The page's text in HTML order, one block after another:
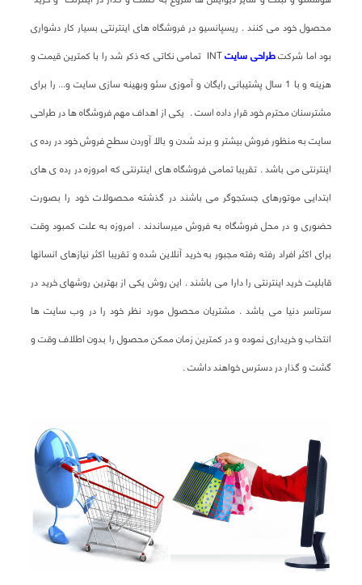
محصول خود می کنند . ریسپانسیو در فروشگاه های اینترنتی بسیار کار دشواری
بود اما شرکتطراحی سایت
INT تمامی نکاتی که ذکر شد را با کمترین قیمت و
هزینه و با 1 سال پشتیبانی رایگان و آموزی سئو وبهینه سازی سایت و... را برای
مشترسنان محترم خود قرار داده است . یکی از اهداف مهم فروشگاه ها در طراحی
سایت به منظور فروش بیشتر و برند شدن و بالا آوردن سطح فروش خود در رده ی
اینترنتی می باشد . تقریبا تمامی فروشگاه های اینترنتی که امروزه در رده ی های
ابتدایی موتورهای جستجوگر می باشند در گذشته محصولات خود را بصورت
حضوری و در محل فروشگاه به فروش میرساندند . امروزه به علت کمبود وقت
برای اکثر افراد رفته رفته مجبور به خرید آنلاین شده و تقریبا اکثر نیازهای انسانها
قابلیت خرید اینترنتی را دارا می باشند . این روش یکی از بهترین روشهای خرید در
سرتاسر دنیا می باشد . مشتریان محصول مورد نظر خود را در وب سایت ها
انتخاب و خریداری نموده و در کمترین زمان ممکن محصول را بدون اطلاف وقت و
گشت و گذار در دسترس خواهند داشت .